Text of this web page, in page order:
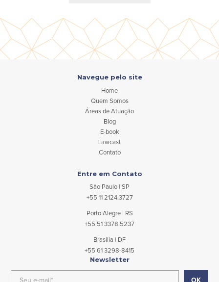
Navegue pelo site
Home
Quem Somos
Áreas de Atuação
Blog
E-book
Lawcast
Contato
Entre em Contato
São Paulo | SP
+55 11 2124.3727
Porto Alegre | RS
+55 51 3378.5237
Brasília | DF
+55 61 3298-8415
Newsletter